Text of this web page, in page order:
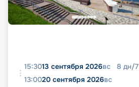
15:3013 сентября 2026вс 8 дн/7
13:0020 сентября 2026вс